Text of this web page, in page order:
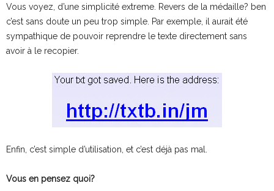
Vous voyez, d’une simplicité extreme. Revers de la médaille? ben
c’est sans doute un peu trop simple. Par exemple, il aurait été
sympathique de pouvoir reprendre le texte directement sans
avoir à le recopier.
Enfin, c’est simple d’utilisation, et c’est déjà pas mal.
Vous en pensez quoi?